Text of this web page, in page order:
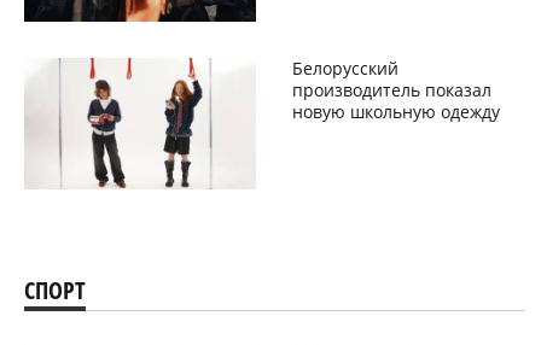
Белорусский
производитель показал
новую школьную одежду
СПОРТ